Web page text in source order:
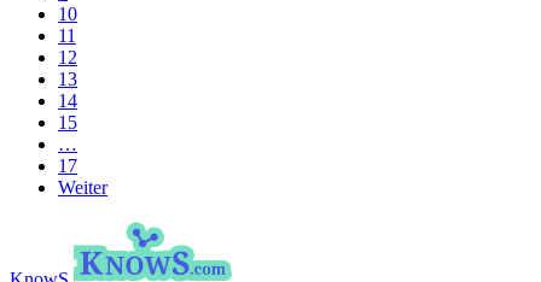
10
11
12
13
14
15
…
17
Weiter